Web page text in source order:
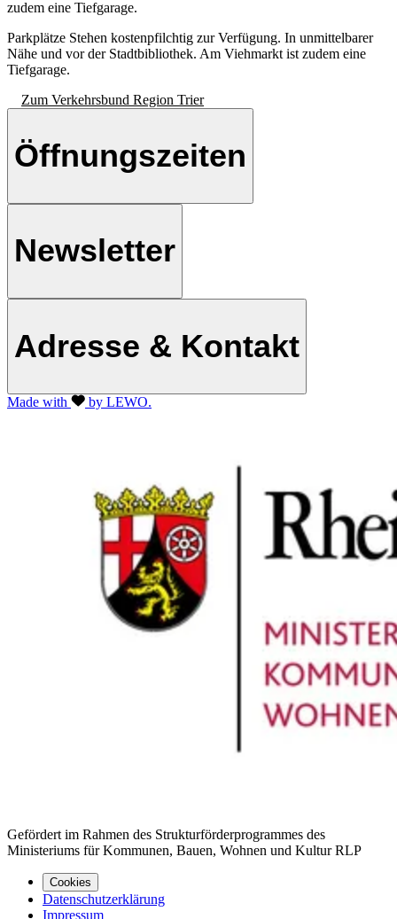
zudem eine Tiefgarage.
Parkplätze Stehen kostenpfilchtig zur Verfügung. In unmittelbarer
Nähe und vor der Stadtbibliothek. Am Viehmarkt ist zudem eine
Tiefgarage.
Zum Verkehrsbund Region Trier
Öffnungszeiten
Newsletter
Adresse & Kontakt
Made with by LEWO.
Gefördert im Rahmen des Strukturförderprogrammes des
Ministeriums für Kommunen, Bauen, Wohnen und Kultur RLP
Cookies
Datenschutzerklärung
Impressum